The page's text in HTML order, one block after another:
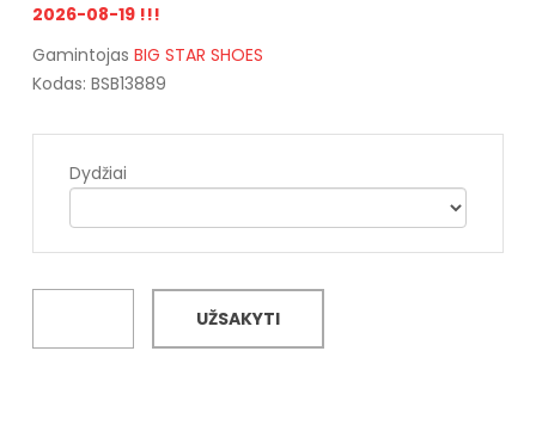
2026-08-19 !!!
Gamintojas BIG STAR SHOES
Kodas: BSB13889
Dydžiai
UŽSAKYTI